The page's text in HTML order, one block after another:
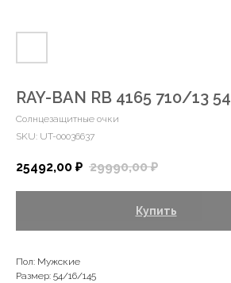
RAY-BAN RB 4165 710/13 54
Солнцезащитные очки
SKU: UT-00036637
25492,00 ₽ 29990,00 ₽
Купить
Пол: Мужские
Размер: 54/16/145